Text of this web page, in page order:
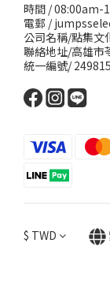
時間 / 08:00am-
電郵 /
公司名稱/點集文
聯絡地址/高雄市
統一編號/
$ TWD